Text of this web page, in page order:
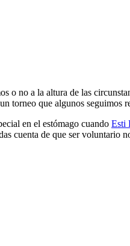
o no a la altura de las
torneo que algunos seguimos
en el estómago cuando Esti
cuenta de que ser voluntario